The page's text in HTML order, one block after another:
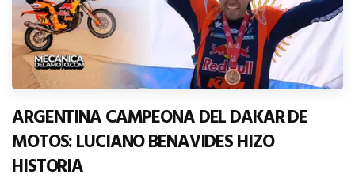
ARGENTINA CAMPEONA DEL DAKAR DE
MOTOS: LUCIANO BENAVIDES HIZO
HISTORIA